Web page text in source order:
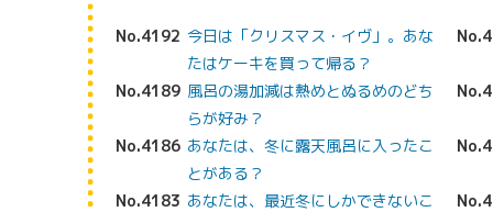
No.4192 今日は「クリスマス・イヴ」。あな
たはケーキを買って帰る？
No.4189 風呂の湯加減は熱めとぬるめのどち
らが好み？
No.4186 あなたは、冬に露天風呂に入ったこ
とがある？
No.4183 あなたは、最近冬にしかできないこ